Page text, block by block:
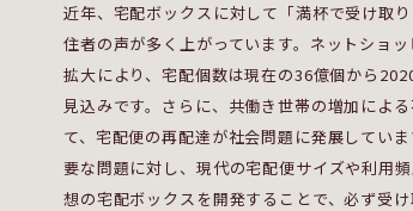
近年、宅配ボックスに対して「満杯で受け取
住者の声が多く上がっています。ネットショ
拡大により、宅配個数は現在の36億個から
見込みです。さらに、共働き世帯の増加によ
て、宅配便の再配達が社会問題に発展してい
要な問題に対し、現代の宅配便サイズや利用
想の宅配ボックスを開発することで、必ず受